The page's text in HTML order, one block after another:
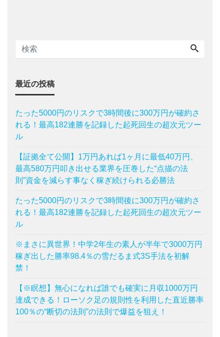
最近の投稿
たった5000円のリスクで3時間後に300万円が確約さ
れる！最高182連勝を記録した起死回生の超次元ツー
ル
【証拠全て公開】1万円あれば1ヶ月に最低40万円、
最高580万円叩き出せる業界を圧巻した“点描の法
則”資金を減らす事なく稼ぎ続けられる必勝法
たった5000円のリスクで3時間後に300万円が確約さ
れる！最高182連勝を記録した起死回生の超次元ツー
ル
※まさに異世界！中学2年生の素人が半年で3000万円
稼ぎ出した勝率98.4％の雪だるま式3S手法を初解
禁！
【※瞑想】無心になれば誰でも確実に月収1000万円
達成できる！ローソク足の規則性を利用した直近勝率
100％の“断切の法則”の法則で爆益を狙え！